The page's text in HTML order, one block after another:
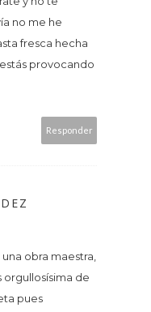
no me he
fresca hecha
provocando
Responder
obra maestra,
orgullosísima de
pues